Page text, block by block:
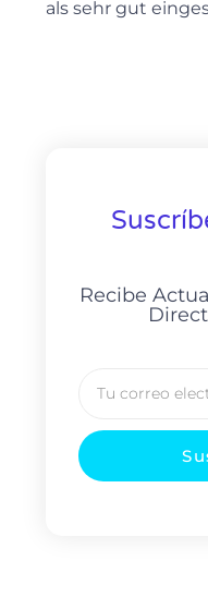
als sehr gut
Recibe